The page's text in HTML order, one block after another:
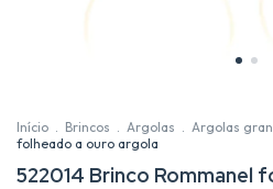
Início . Brincos . Argolas . Argolas
folheado a ouro argola
522014 Brinco Rommanel